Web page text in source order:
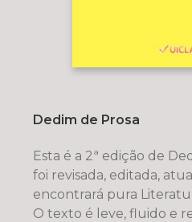
Dedim de Prosa
Esta é a 2ª edição de
foi revisada, editada,
encontrará pura
O texto é leve, fluido e